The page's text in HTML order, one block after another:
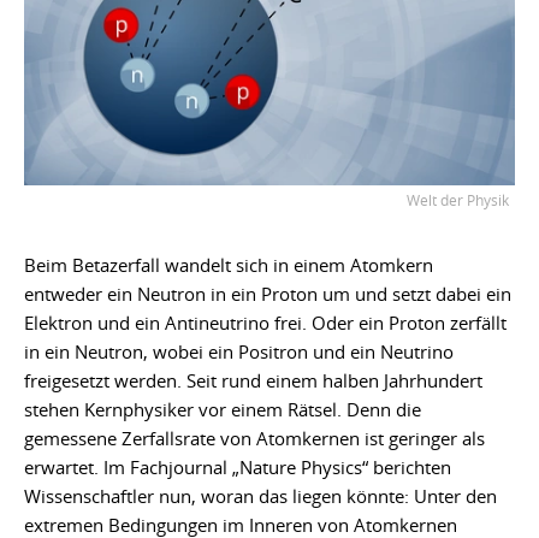
Welt der Physik
Beim Betazerfall wandelt sich in einem Atomkern
entweder ein Neutron in ein Proton um und setzt dabei ein
Elektron und ein Antineutrino frei. Oder ein Proton zerfällt
in ein Neutron, wobei ein Positron und ein Neutrino
freigesetzt werden. Seit rund einem halben Jahrhundert
stehen Kernphysiker vor einem Rätsel. Denn die
gemessene Zerfallsrate von Atomkernen ist geringer als
erwartet. Im Fachjournal „Nature Physics“ berichten
Wissenschaftler nun, woran das liegen könnte: Unter den
extremen Bedingungen im Inneren von Atomkernen